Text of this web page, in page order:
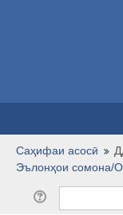
Тоҷикӣ ‎(tj)‎
Саҳифаи асосӣ
Эълонҳои сомона/